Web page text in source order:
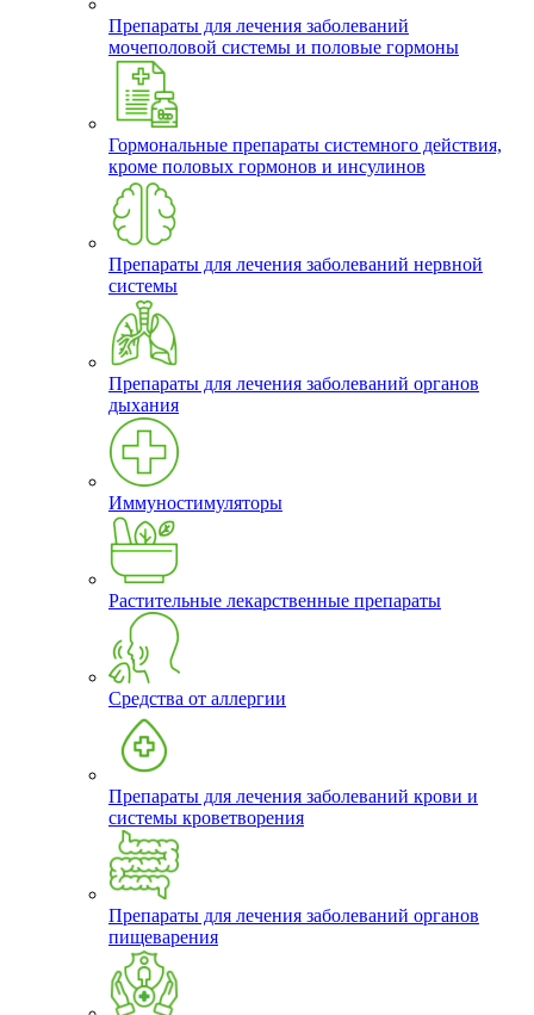
Препараты для лечения заболеваний
мочеполовой системы и половые гормоны
Гормональные препараты системного действия,
кроме половых гормонов и инсулинов
Препараты для лечения заболеваний нервной
системы
Препараты для лечения заболеваний органов
дыхания
Иммуностимуляторы
Растительные лекарственные препараты
Средства от аллергии
Препараты для лечения заболеваний крови и
системы кроветворения
Препараты для лечения заболеваний органов
пищеварения